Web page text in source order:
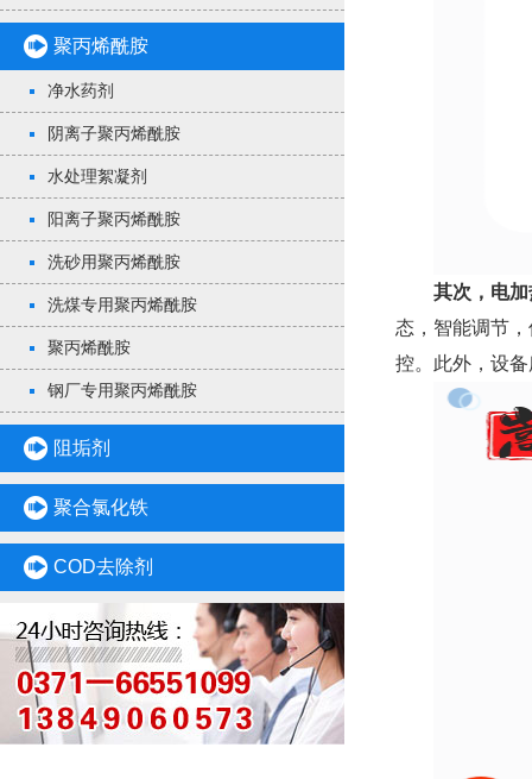
聚丙烯酰胺
净水药剂
阴离子聚丙烯酰胺
水处理絮凝剂
阳离子聚丙烯酰胺
洗砂用聚丙烯酰胺
洗煤专用聚丙烯酰胺
聚丙烯酰胺
钢厂专用聚丙烯酰胺
阻垢剂
聚合氯化铁
COD去除剂
其次，电
态，智能调节
控。此外，设